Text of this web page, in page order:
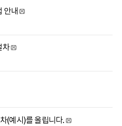
안내
차
(예시)를 올립니다.